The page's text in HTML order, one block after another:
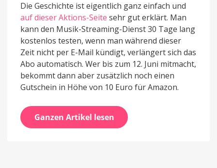
Die Geschichte ist eigentlich ganz einfach und
auf dieser Aktions-Seite sehr gut erklärt. Man
kann den Musik-Streaming-Dienst 30 Tage lang
kostenlos testen, wenn man während dieser
Zeit nicht per E-Mail kündigt, verlängert sich das
Abo automatisch. Wer bis zum 12. Juni mitmacht,
bekommt dann aber zusätzlich noch einen
Gutschein in Höhe von 10 Euro für Amazon.
Ganzen Artikel lesen